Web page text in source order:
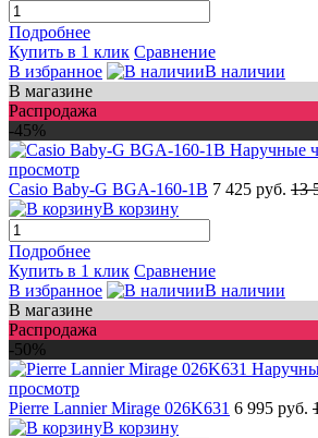
Подробнее
Купить в 1 клик Сравнение
В избранное
В наличии
В магазине
Распродажа
-45%
просмотр
Casio Baby-G BGA-160-1B 7 425 руб. 13
В корзину
Подробнее
Купить в 1 клик Сравнение
В избранное
В наличии
В магазине
Распродажа
-50%
просмотр
Pierre Lannier Mirage 026K631 6 995 руб.
В корзину